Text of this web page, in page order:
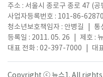
주소 : 서울시 종로구 종로 47 (
사업자등록번호 : 101-86-62870
청소년보호책임자 : 안병길
통
등록일 : 2011. 05. 26
제호 :
대표 전화 : 02-397-7000
대
Copyright ⓒ 뉴스1. All rights